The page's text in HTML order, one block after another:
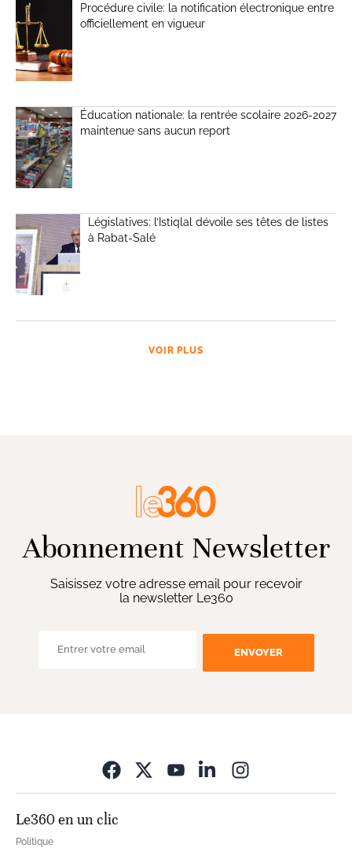
Procédure civile: la notification électronique entre
officiellement en vigueur
Éducation nationale: la rentrée scolaire 2026-2027
maintenue sans aucun report
Législatives: l’Istiqlal dévoile ses têtes de listes
à Rabat-Salé
VOIR PLUS
Abonnement Newsletter
Saisissez votre adresse email pour recevoir
la newsletter Le360
ENVOYER
Le360 en un clic
Politique